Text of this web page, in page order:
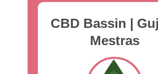
CBD Bassin |
Mestras